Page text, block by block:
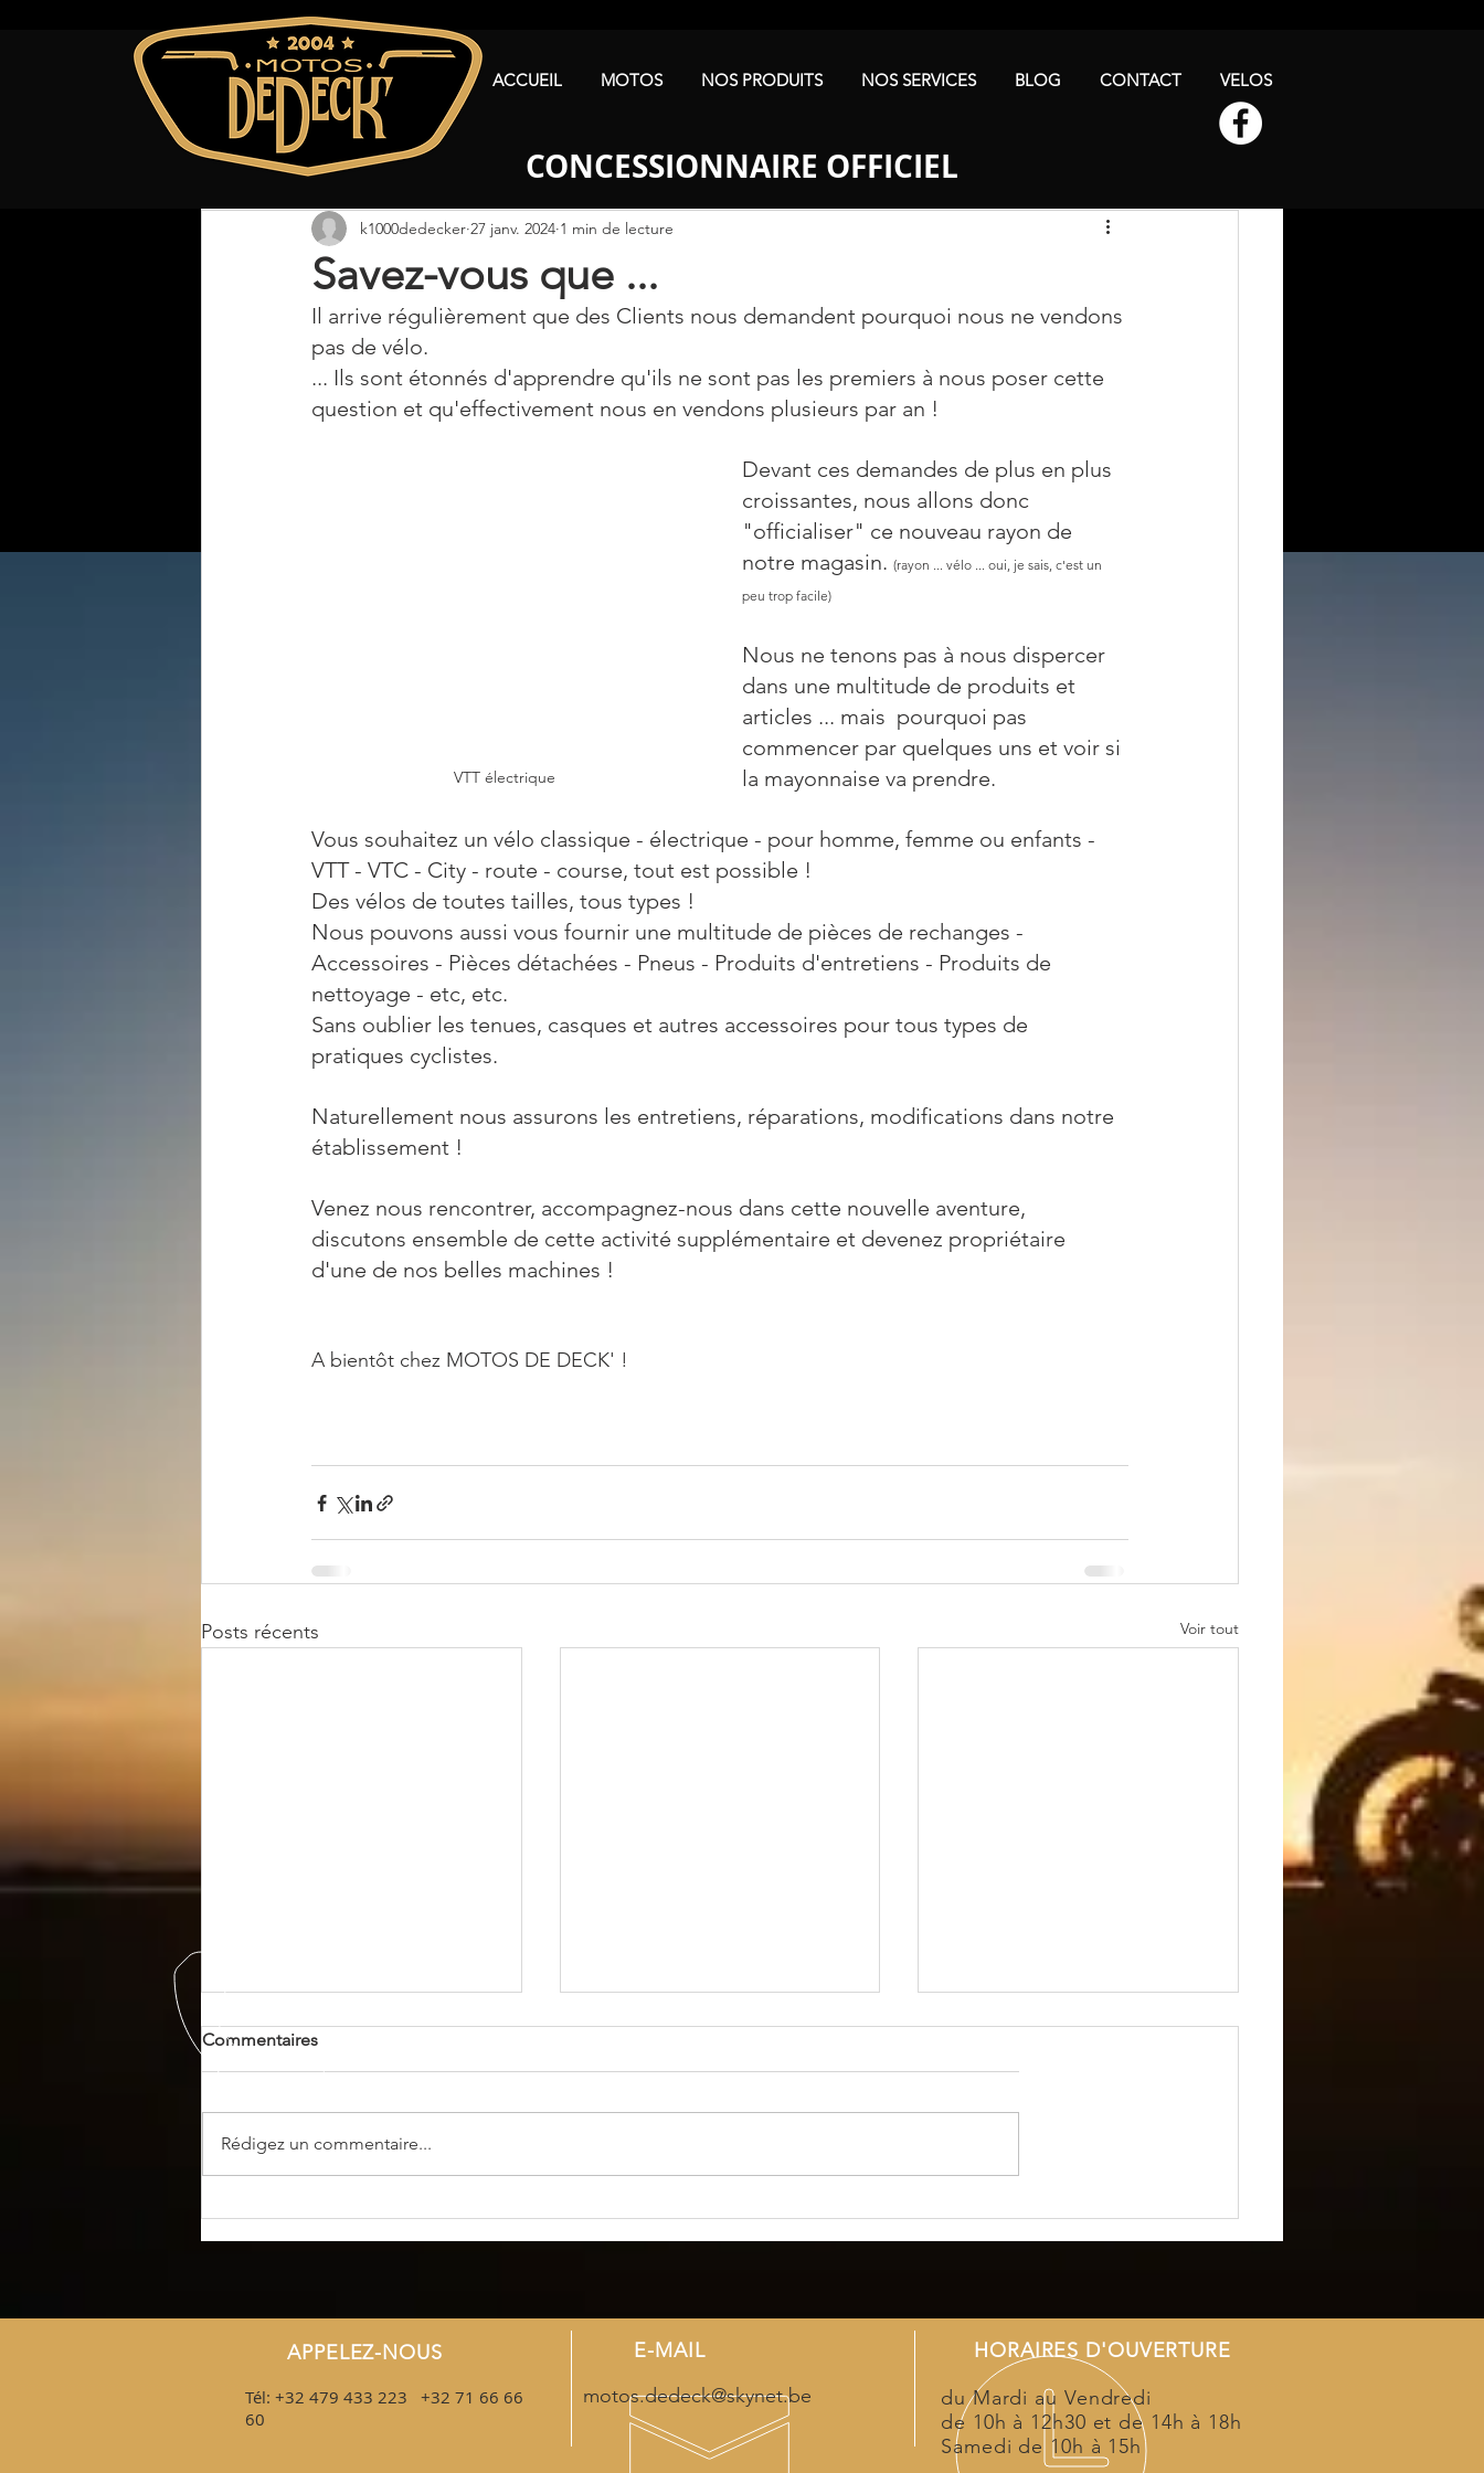
Tous les posts
Savez-vous que ...
k1000dedecker 27 janv. 2024 1 min de lecture
Il arrive régulièrement que des Clients nous demandent pourquoi nous ne vendons
pas de vélo.
... Ils sont étonnés d'apprendre qu'ils ne sont pas les premiers à nous poser cette
question et qu'effectivement nous en vendons plusieurs par an !
VTT électrique
Devant ces demandes de plus en plus
croissantes, nous allons donc
"officialiser" ce nouveau rayon de
notre magasin. (rayon ... vélo ... oui, je sais, c'est un
peu trop facile)
Nous ne tenons pas à nous dispercer
dans une multitude de produits et
articles ... mais  pourquoi pas
commencer par quelques uns et voir si
la mayonnaise va prendre.
Vous souhaitez un vélo classique - électrique - pour homme, femme ou enfants -
VTT - VTC - City - route - course, tout est possible !
Des vélos de toutes tailles, tous types !
Nous pouvons aussi vous fournir une multitude de pièces de rechanges -
Accessoires - Pièces détachées - Pneus - Produits d'entretiens - Produits de
nettoyage - etc, etc.
Sans oublier les tenues, casques et autres accessoires pour tous types de
pratiques cyclistes.
Naturellement nous assurons les entretiens, réparations, modifications dans notre
établissement !
Venez nous rencontrer, accompagnez-nous dans cette nouvelle aventure,
discutons ensemble de cette activité supplémentaire et devenez propriétaire
d'une de nos belles machines !
A bientôt chez MOTOS DE DECK' !
Posts récents Voir tout
Commentaires
Rédigez un commentaire...
ACCUEIL MOTOS NOS PRODUITS NOS SERVICES BLOG CONTACT VELOS
CONCESSIONNAIRE OFFICIEL
APPELEZ-NOUS
Tél: +32 479 433 223 +32 71 66 66
60
E-MAIL
motos.dedeck@skynet.be
HORAIRES D'OUVERTURE
du Mardi au Vendredi
de 10h à 12h30 et de 14h à 18h
Samedi de 10h à 15h